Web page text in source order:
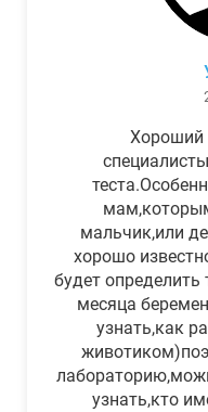
Хороший
мальчик,или
хорошо
будет определить
месяца
узнать,как
узнать,кто